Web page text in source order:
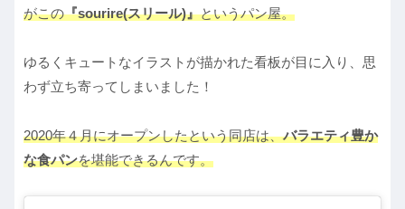
がこの『sourire(スリール)』というパン屋。
ゆるくキュートなイラストが描かれた看板が目に入り、思
わず立ち寄ってしまいました！
2020年４月にオープンしたという同店は、バラエティ豊か
な食パンを堪能できるんです。